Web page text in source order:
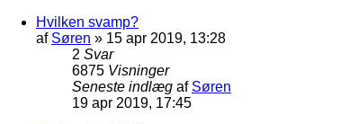
Hvilken svamp?
af Søren » 15 apr 2019, 13:28
2 Svar
6875 Visninger
Seneste indlæg af Søren
19 apr 2019, 17:45